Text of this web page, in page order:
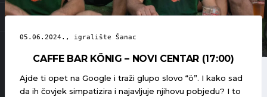
05.06.2024., igralište Šanac
CAFFE BAR KÖNIG – NOVI CENTAR (17:00)
Ajde ti opet na Google i traži glupo slovo “ö”. I kako sad
da ih čovjek simpatizira i najavljuje njihovu pobjedu? I to